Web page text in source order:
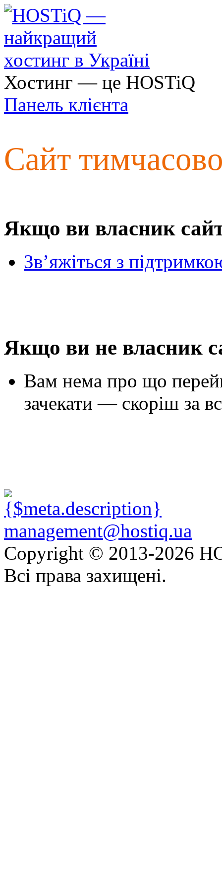
Хостинг — це HOSTiQ
Панель клієнта
Сайт
Якщо ви власник
Зв’яжіться з
Якщо ви не власник
Вам нема про що
зачекати — скоріш за
management@hostiq.ua
Copyright © 2013-2026
Всі права захищені.